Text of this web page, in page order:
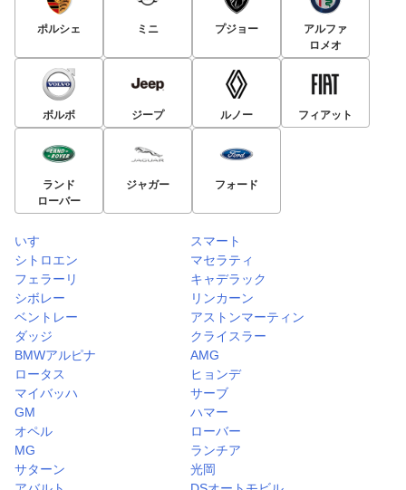
ポルシェ ミニ プジョー
アルファ
ロメオ
ボルボ ジープ ルノー フィアット
ランド
ローバー
ジャガー フォード
いすゞ
スマート
シトロエン
マセラティ
フェラーリ
キャデラック
シボレー
リンカーン
ベントレー
アストンマーティン
ダッジ
クライスラー
BMWアルピナ
AMG
ロータス
ヒョンデ
マイバッハ
サーブ
GM
ハマー
オペル
ローバー
MG
ランチア
サターン
光岡